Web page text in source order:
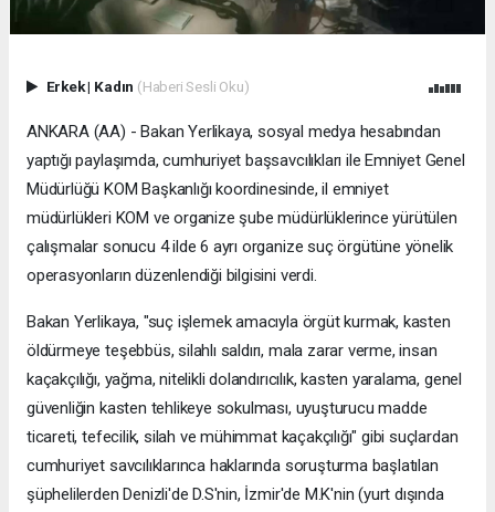
Erkek| Kadın (Haberi Sesli Oku)
ANKARA (AA) - Bakan Yerlikaya, sosyal medya hesabından
yaptığı paylaşımda, cumhuriyet başsavcılıkları ile Emniyet Genel
Müdürlüğü KOM Başkanlığı koordinesinde, il emniyet
müdürlükleri KOM ve organize şube müdürlüklerince yürütülen
çalışmalar sonucu 4 ilde 6 ayrı organize suç örgütüne yönelik
operasyonların düzenlendiği bilgisini verdi.
Bakan Yerlikaya, "suç işlemek amacıyla örgüt kurmak, kasten
öldürmeye teşebbüs, silahlı saldırı, mala zarar verme, insan
kaçakçılığı, yağma, nitelikli dolandırıcılık, kasten yaralama, genel
güvenliğin kasten tehlikeye sokulması, uyuşturucu madde
ticareti, tefecilik, silah ve mühimmat kaçakçılığı" gibi suçlardan
cumhuriyet savcılıklarınca haklarında soruşturma başlatılan
şüphelilerden Denizli'de D.S'nin, İzmir'de M.K'nin (yurt dışında